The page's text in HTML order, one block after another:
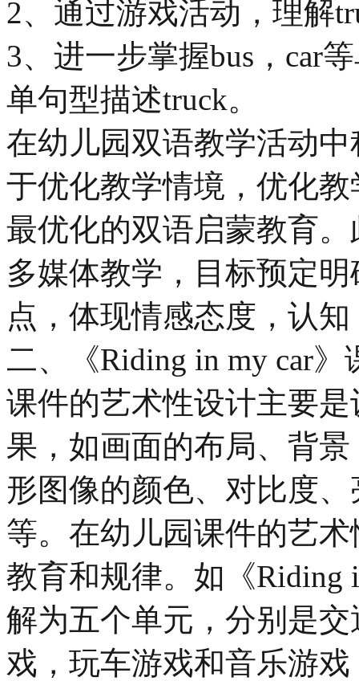
2、通过游戏活动，理解
3、进一步掌握bus，car
单句型描述truck。
在幼儿园双语教学活动
于优化教学情境，优化
最优化的双语启蒙教育
多媒体教学，目标预定
点，体现情感态度，认
二、《Riding in my car
课件的艺术性设计主要
果，如画面的布局、背
形图像的颜色、对比度
等。在幼儿园课件的艺
教育和规律。如《Riding
解为五个单元，分别是
戏，玩车游戏和音乐游